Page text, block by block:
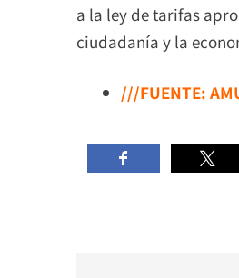
a la ley de tarifas
ciudadanía y la
///FUENTE: